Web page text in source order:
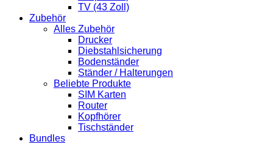
TV (43 Zoll)
Zubehör
Alles Zubehör
Drucker
Diebstahlsicherung
Bodenständer
Ständer / Halterungen
Beliebte Produkte
SIM Karten
Router
Kopfhörer
Tischständer
Bundles